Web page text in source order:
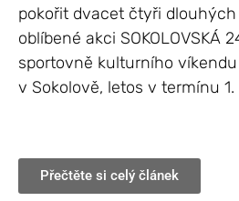
pokořit dvacet čtyři
oblíbené akci SOKOLOVSKÁ
sportovně kulturního
v Sokolově, letos v termínu 1.
Přečtěte si celý článek